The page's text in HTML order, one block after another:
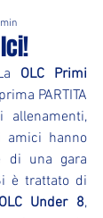
OLC Primi
PARTITA
allenamenti,
amici hanno
di una gara
è trattato di
OLC Under 8,